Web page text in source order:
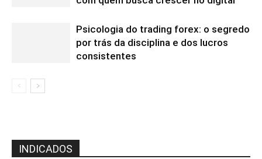
Psicologia do trading forex: o segredo
por trás da disciplina e dos lucros
consistentes
INDICADOS